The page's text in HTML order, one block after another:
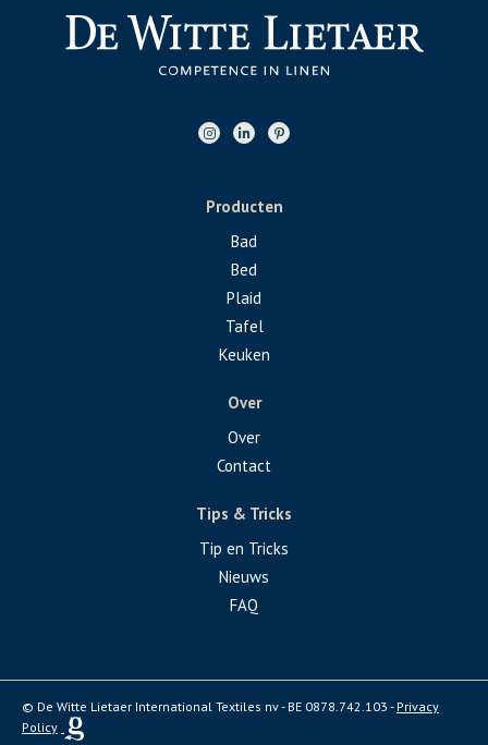
Producten
Bad
Bed
Plaid
Tafel
Keuken
Over
Over
Contact
Tips & Tricks
Tip en Tricks
Nieuws
FAQ
© De Witte Lietaer International Textiles nv - BE 0878.742.103 - Privacy
Policy